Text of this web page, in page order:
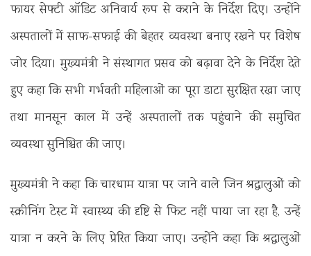
फायर सेफ्टी ऑडिट अनिवार्य रूप से कराने के निर्देश दिए। उन्होंने
अस्पतालों में साफ-सफाई की बेहतर व्यवस्था बनाए रखने पर विशेष
जोर दिया। मुख्यमंत्री ने संस्थागत प्रसव को बढ़ावा देने के निर्देश देते
हुए कहा कि सभी गर्भवती महिलाओं का पूरा डाटा सुरक्षित रखा जाए
तथा मानसून काल में उन्हें अस्पतालों तक पहुंचाने की समुचित
व्यवस्था सुनिश्चित की जाए।
मुख्यमंत्री ने कहा कि चारधाम यात्रा पर जाने वाले जिन श्रद्धालुओं को
स्क्रीनिंग टेस्ट में स्वास्थ्य की दृष्टि से फिट नहीं पाया जा रहा है, उन्हें
यात्रा न करने के लिए प्रेरित किया जाए। उन्होंने कहा कि श्रद्धालुओं